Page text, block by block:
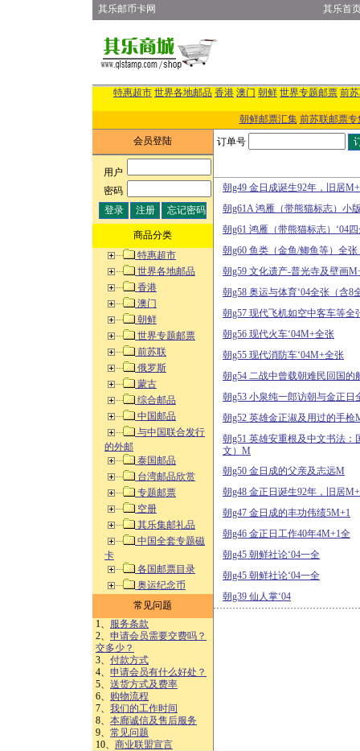
其乐邮币卡网 其乐首
特惠超市 世界各地邮品 香港 澳门 朝鲜 世界专题邮票 前
朝鲜邮票汇集 前苏联邮票专
会员登陆
用户:
密码:
商品分类
特惠超市
世界各地邮品
香港
澳门
朝鲜
世界专题邮票
前苏联
俄罗斯
蒙古
综合邮品
中国邮品
与中国联合发行
的外邮
泰国邮品
台湾邮品欣赏
专题邮票
空册
其乐集邮礼品
中国全套专题磁
卡
各国邮票目录
奥运纪念币
常见问题
1、 服务条款
2、 申请会员需要交费吗？
交多少？
3、 付款方式
4、 申请会员有什么好处？
5、 送货方式及费率
6、 购物流程
7、 我们的工作时间
8、 本廊诚信及售后服务
9、 常见问题
10、 商业联盟宣言
订单号
朝g49 金日成诞生92年，旧居
朝g61A 鸿雁（带熊猫标志）小
朝g61 鸿雁（带熊猫标志）‘04
朝g60 鱼类（金鱼/鲫鱼等）全
朝g59 文化遗产-普光寺及壁画
朝g58 奥运与体育‘04全张（含8
朝g57 现代飞机如空中客车等全
朝g56 现代火车‘04M+全张
朝g55 现代消防车‘04M+全张
朝g54 二战中曾载朝难民回国的
朝g53 小泉纯一郎访朝与金正日
朝g52 英雄金正淑及用过的手枪
朝g51 英雄安重根及中文书法
文）M
朝g50 金日成的父亲及志远M
朝g48 金正日诞生92年，旧居
朝g47 金日成的丰功伟绩5M+1
朝g46 金正日工作40年4M+1全
朝g45 朝鲜社论‘04一全
朝g45 朝鲜社论‘04一全
朝g39 仙人掌‘04